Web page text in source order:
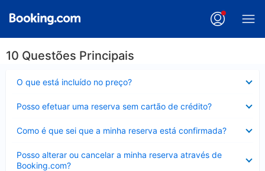
10 Questões Principais
O que está incluído no preço?
fechado
Posso efetuar uma reserva sem cartão de crédito?
fechado
Como é que sei que a minha reserva está confirmada?
fechado
Posso alterar ou cancelar a minha reserva através de
Booking.com?
fechado